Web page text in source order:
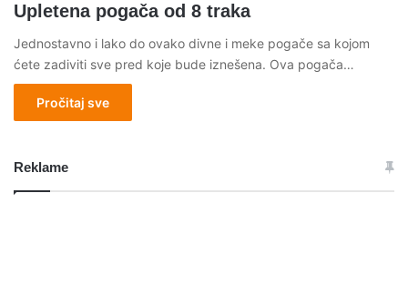
Upletena pogača od 8 traka
Jednostavno i lako do ovako divne i meke pogače sa kojom
ćete zadiviti sve pred koje bude iznešena. Ova pogača…
Pročitaj sve
Reklame